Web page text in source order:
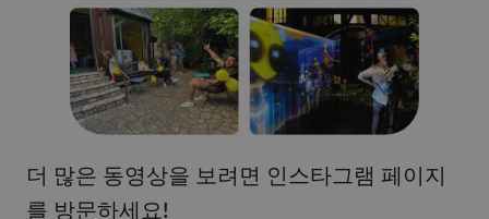
더 많은 동영상을 보려면 인스타그램 페이지
를 방문하세요!